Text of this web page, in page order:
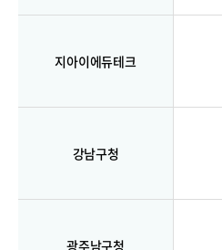
지아이에듀테크
강남구청
광주남구청